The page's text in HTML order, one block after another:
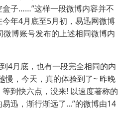
子……”这样一段微博内容并不
年4月底至5月初，易迅网微博
博账号发布的上述相同微博内
月底，也有一段完全相同的内
慢，今天，真的体验到了~ 昨晚
到快六点，没来! 以速度著称的
迅，渐行渐远了...”的微博由14